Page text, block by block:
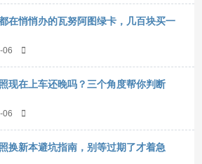
在悄悄办的瓦努阿图绿卡，几百块买一
06
现在上车还晚吗？三个角度帮你判断
06
换新本避坑指南，别等过期了才着急